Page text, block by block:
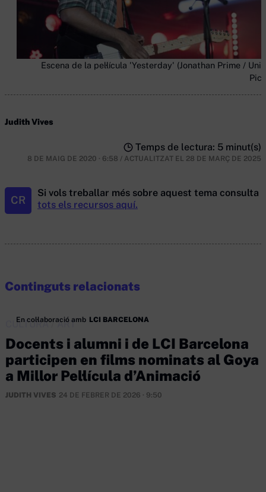
Escena de la pel·lícula 'Yesterday' (Jonathan Prime /
Judith Vives
Temps de lectura: 5 minut(s)
8 DE MAIG DE 2020 · 6:58 / ACTUALITZAT EL 28 DE MARÇ DE 2025
CR
Si vols treballar més sobre aquest tema consulta
tots els recursos aquí.
Continguts relacionats
En col·laboració amb LCI BARCELONA
CULTURA/ART
Docents i alumni i de LCI Barcelona
participen en films nominats al Goya
a Millor Pel·lícula d’Animació
JUDITH VIVES 24 DE FEBRER DE 2026 · 9:50